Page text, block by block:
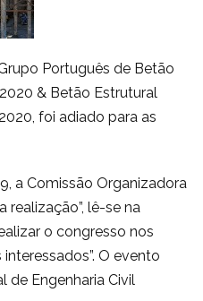
Português de Betão
& Betão Estrutural
foi adiado para as
a Comissão Organizadora
realização”, lê-se na
o congresso nos
O evento
de Engenharia Civil